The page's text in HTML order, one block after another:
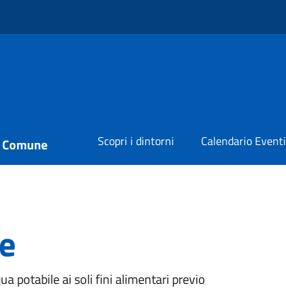
Scopri i dintorni Calendario Eventi
potabile ai soli fini alimentari previo